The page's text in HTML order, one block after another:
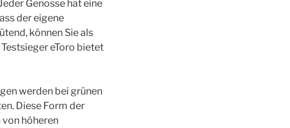
Genosse hat eine
der eigene
können Sie als
eToro bietet
werden bei grünen
Diese Form der
höheren